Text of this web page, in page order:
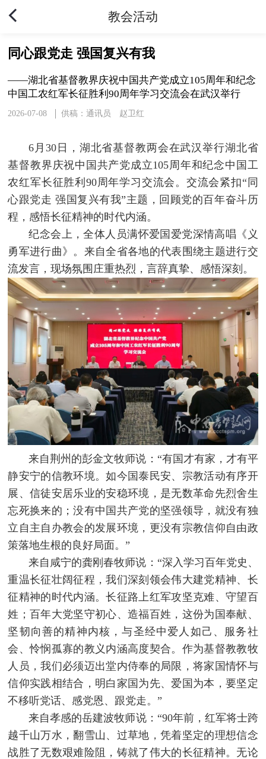
教会活动
同心跟党走 强国复兴有我
——湖北省基督教界庆祝中国共产党成立105周年和纪念
中国工农红军长征胜利90周年学习交流会在武汉举行
2026-07-08 供稿：通讯员 赵卫红
6月30日，湖北省基督教两会在武汉举行湖北省
基督教界庆祝中国共产党成立105周年和纪念中国工
农红军长征胜利90周年学习交流会。交流会紧扣“同
心跟党走 强国复兴有我”主题，回顾党的百年奋斗历
程，感悟长征精神的时代内涵。
纪念会上，全体人员满怀爱国爱党深情高唱《义
勇军进行曲》。来自全省各地的代表围绕主题进行交
流发言，现场氛围庄重热烈，言辞真挚、感悟深刻。
来自荆州的彭金文牧师说：“有国才有家，才有平
静安宁的信教环境。如今国泰民安、宗教活动有序开
展、信徒安居乐业的安稳环境，是无数革命先烈舍生
忘死换来的；没有中国共产党的坚强领导，就没有独
立自主自办教会的发展环境，更没有宗教信仰自由政
策落地生根的良好局面。”
来自咸宁的龚刚春牧师说：“深入学习百年党史、
重温长征壮阔征程，我们深刻领会伟大建党精神、长
征精神的时代内涵。长征路上红军攻坚克难、守望百
姓；百年大党坚守初心、造福百姓，这份为国奉献、
坚韧向善的精神内核，与圣经中爱人如己、服务社
会、怜悯孤寡的教义内涵高度契合。作为基督教教牧
人员，我们必须迈出堂内侍奉的局限，将家国情怀与
信仰实践相结合，明白家国为先、爱国为本，要坚定
不移听党话、感党恩、跟党走。”
来自孝感的岳建波牧师说：“90年前，红军将士跨
越千山万水，翻雪山、过草地，凭着坚定的理想信念
战胜了无数艰难险阻，铸就了伟大的长征精神。无论